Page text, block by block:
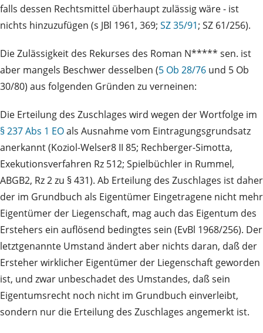
falls dessen Rechtsmittel überhaupt zulässig wäre - ist
nichts hinzuzufügen (s JBl 1961, 369; SZ 35/91; SZ 61/256).
Die Zulässigkeit des Rekurses des Roman N***** sen. ist
aber mangels Beschwer desselben (5 Ob 28/76 und 5 Ob
30/80) aus folgenden Gründen zu verneinen:
Die Erteilung des Zuschlages wird wegen der Wortfolge im
§ 237 Abs 1 EOals Ausnahme vom Eintragungsgrundsatz
anerkannt (Koziol-Welser8 II 85; Rechberger-Simotta,
Exekutionsverfahren Rz 512; Spielbüchler in Rummel,
ABGB2, Rz 2 zu § 431). Ab Erteilung des Zuschlages ist daher
der im Grundbuch als Eigentümer Eingetragene nicht mehr
Eigentümer der Liegenschaft, mag auch das Eigentum des
Erstehers ein auflösend bedingtes sein (EvBl 1968/256). Der
letztgenannte Umstand ändert aber nichts daran, daß der
Ersteher wirklicher Eigentümer der Liegenschaft geworden
ist, und zwar unbeschadet des Umstandes, daß sein
Eigentumsrecht noch nicht im Grundbuch einverleibt,
sondern nur die Erteilung des Zuschlages angemerkt ist.